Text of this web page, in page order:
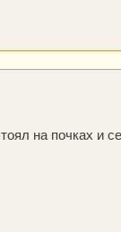
на почках и